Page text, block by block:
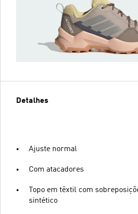
Detalhes
Ajuste normal
Com atacadores
Topo em têxtil com
sintético